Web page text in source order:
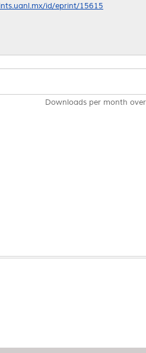
id/eprint/15615
Downloads per month